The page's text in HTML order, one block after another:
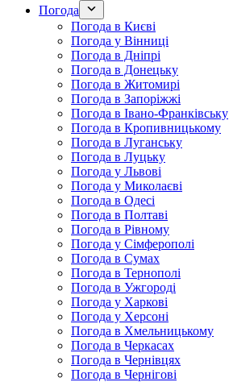
Погода
Погода в Києві
Погода у Вінниці
Погода в Дніпрі
Погода в Донецьку
Погода в Житомирі
Погода в Запоріжжі
Погода в Івано-Франківську
Погода в Кропивницькому
Погода в Луганську
Погода в Луцьку
Погода у Львові
Погода у Миколаєві
Погода в Одесі
Погода в Полтаві
Погода в Рівному
Погода у Сімферополі
Погода в Сумах
Погода в Тернополі
Погода в Ужгороді
Погода у Харкові
Погода у Херсоні
Погода в Хмельницькому
Погода в Черкасах
Погода в Чернівцях
Погода в Чернігові